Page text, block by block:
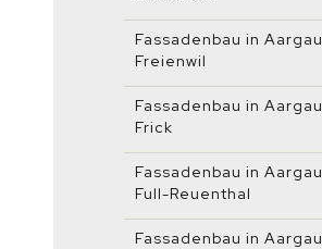
Fassadenbau in Aargau
Freienwil
Fassadenbau in Aargau
Frick
Fassadenbau in Aargau
Full-Reuenthal
Fassadenbau in Aargau